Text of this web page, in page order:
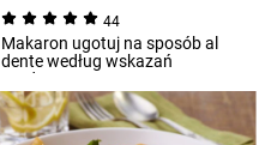
44
Makaron ugotuj na sposób al
dente według wskazań
producenta.